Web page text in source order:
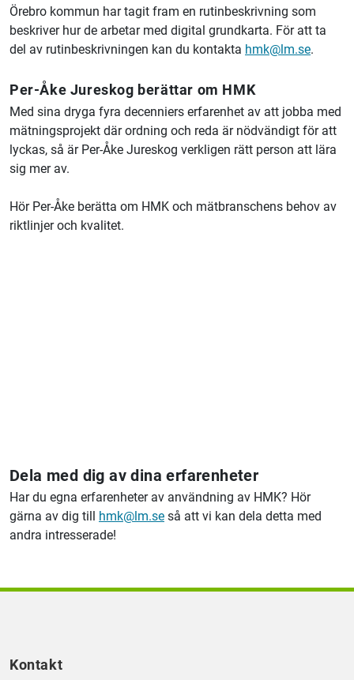
Örebro kommun har tagit fram en rutinbeskrivning som
beskriver hur de arbetar med digital grundkarta. För att ta
del av rutinbeskrivningen kan du kontakta hmk@lm.se.
Per-Åke Jureskog berättar om HMK
Med sina dryga fyra decenniers erfarenhet av att jobba med
mätningsprojekt där ordning och reda är nödvändigt för att
lyckas, så är Per-Åke Jureskog verkligen rätt person att lära
sig mer av.
Hör Per-Åke berätta om HMK och mätbranschens behov av
riktlinjer och kvalitet.
Dela med dig av dina erfarenheter
Har du egna erfarenheter av användning av HMK? Hör
gärna av dig till hmk@lm.se så att vi kan dela detta med
andra intresserade!
Kontakt